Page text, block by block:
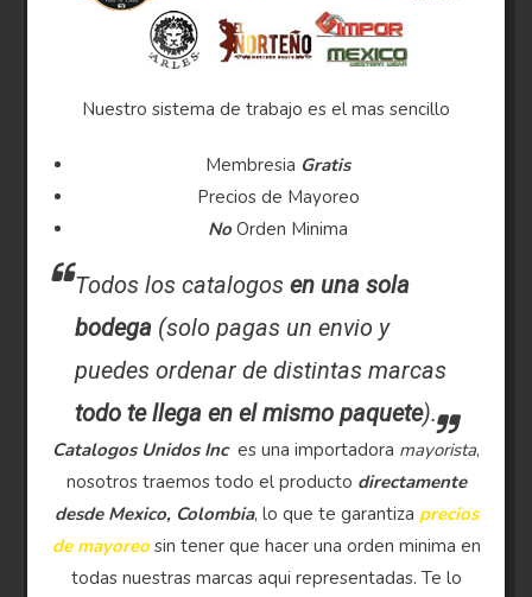
Nuestro sistema de trabajo es el mas sencillo
Membresia Gratis
Precios de Mayoreo
No Orden Minima
Todos los catalogosen una sola
bodega (solo pagas un envio y
puedes ordenar de distintas marcas
todo te llega en el mismo paquete).
Catalogos Unidos Inc es una importadora mayorista,
nosotros traemos todo el producto directamente
desde Mexico, Colombia, lo que te garantiza precios
de mayoreosin tener que hacer una orden minima en
todas nuestras marcas aqui representadas. Te lo